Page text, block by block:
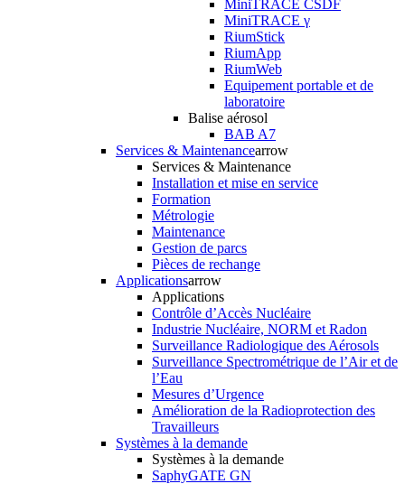
MiniTRACE CSDF
MiniTRACE γ
RiumStick
RiumApp
RiumWeb
Equipement portable et de
laboratoire
Balise aérosol
BAB A7
Services & Maintenancearrow
Services & Maintenance
Installation et mise en service
Formation
Métrologie
Maintenance
Gestion de parcs
Pièces de rechange
Applicationsarrow
Applications
Contrôle d’Accès Nucléaire
Industrie Nucléaire, NORM et Radon
Surveillance Radiologique des Aérosols
Surveillance Spectrométrique de l’Air et de
l’Eau
Mesures d’Urgence
Amélioration de la Radioprotection des
Travailleurs
Systèmes à la demande
Systèmes à la demande
SaphyGATE GN